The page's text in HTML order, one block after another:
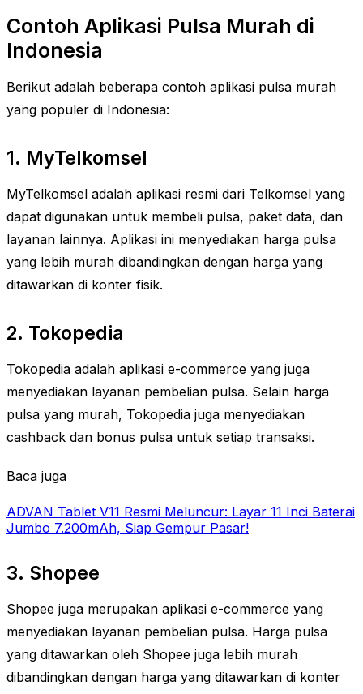
Contoh Aplikasi Pulsa Murah di
Indonesia
Berikut adalah beberapa contoh aplikasi pulsa murah
yang populer di Indonesia:
1. MyTelkomsel
MyTelkomsel adalah aplikasi resmi dari Telkomsel yang
dapat digunakan untuk membeli pulsa, paket data, dan
layanan lainnya. Aplikasi ini menyediakan harga pulsa
yang lebih murah dibandingkan dengan harga yang
ditawarkan di konter fisik.
2. Tokopedia
Tokopedia adalah aplikasi e-commerce yang juga
menyediakan layanan pembelian pulsa. Selain harga
pulsa yang murah, Tokopedia juga menyediakan
cashback dan bonus pulsa untuk setiap transaksi.
Baca juga
ADVAN Tablet V11 Resmi Meluncur: Layar 11 Inci Baterai
Jumbo 7.200mAh, Siap Gempur Pasar!
3. Shopee
Shopee juga merupakan aplikasi e-commerce yang
menyediakan layanan pembelian pulsa. Harga pulsa
yang ditawarkan oleh Shopee juga lebih murah
dibandingkan dengan harga yang ditawarkan di konter